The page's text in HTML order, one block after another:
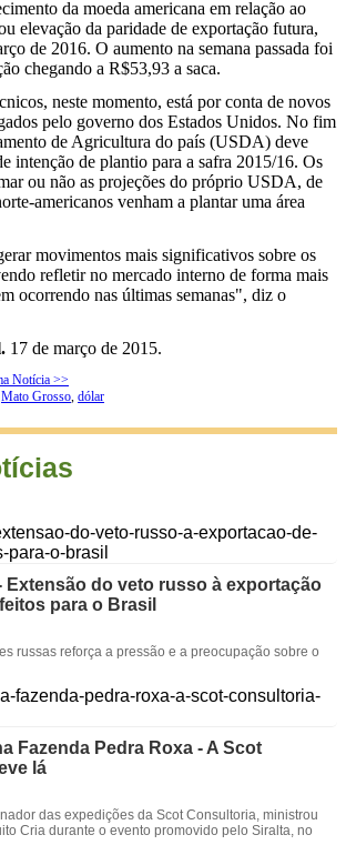
da moeda americana em relação ao
elevação da paridade de exportação futura,
de 2016. O aumento na semana passada foi
chegando a R$53,93 a saca.
neste momento, está por conta de novos
pelo governo dos Estados Unidos. No fim
de Agricultura do país (USDA) deve
intenção de plantio para a safra 2015/16. Os
ou não as projeções do próprio USDA, de
americanos venham a plantar uma área
movimentos mais significativos sobre os
refletir no mercado interno de forma mais
ocorrendo nas últimas semanas", diz o
17 de março de 2015.
Notícia >>
Mato Grosso, dólar
Extensão do veto russo à exportação
para o Brasil
russas reforça a pressão e a preocupação sobre o
Fazenda Pedra Roxa - A Scot
lá
das expedições da Scot Consultoria, ministrou
Cria durante o evento promovido pelo Siralta, no